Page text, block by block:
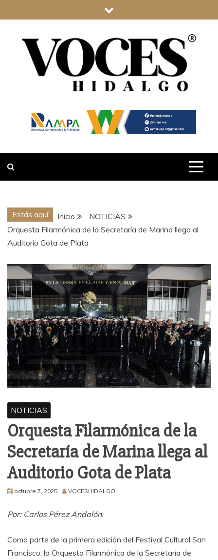
al
VOCES
HIDALGO
Estás aquí Inicio
NOTICIAS
Orquesta Filarmónica de la Secretaría de Marina llega al
Auditorio Gota de Plata
NOTICIAS
Orquesta Filarmónica de la
Secretaría de Marina llega al
Auditorio Gota de Plata
octubre 7, 2025 VOCESHIDALGO
Por: Carlos Pérez Andalón.
Como parte de la primera edición del Festival Cultural San
Francisco, la Orquesta Filarmónica de la Secretaría de